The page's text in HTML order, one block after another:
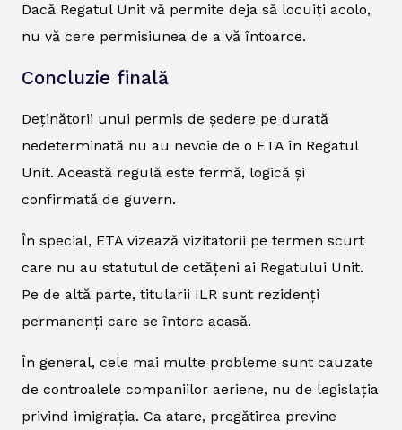
Dacă Regatul Unit vă permite deja să locuiți acolo,
nu vă cere permisiunea de a vă întoarce.
Concluzie finală
Deținătorii unui permis de ședere pe durată
nedeterminată nu au nevoie de o ETA în Regatul
Unit. Această regulă este fermă, logică și
confirmată de guvern.
În special, ETA vizează vizitatorii pe termen scurt
care nu au statutul de cetățeni ai Regatului Unit.
Pe de altă parte, titularii ILR sunt rezidenți
permanenți care se întorc acasă.
În general, cele mai multe probleme sunt cauzate
de controalele companiilor aeriene, nu de legislația
privind imigrația. Ca atare, pregătirea previne